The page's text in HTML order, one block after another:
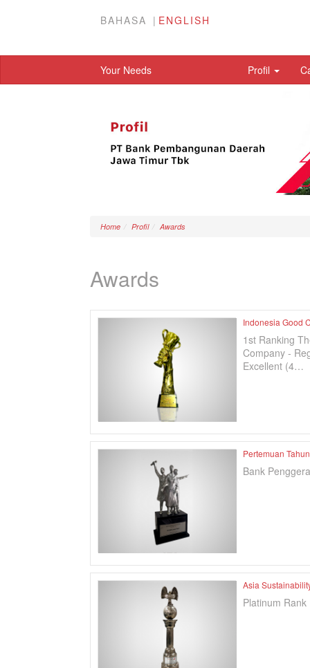
BAHASA ENGLISH
Your Needs Profil
Home Profil Awards
Awards
Indonesia Good
1st Ranking
Company -
Excellent (4…
Pertemuan
Bank
Asia
Platinum Rank